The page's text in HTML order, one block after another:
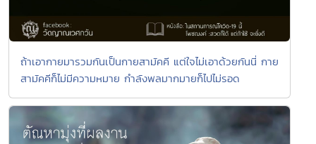
ถ้าเอากายมารวมกันเป็นกายสามัคคี แต่ใจไม่เอาด้วยกันนี่ กาย
สามัคคีก็ไม่มีความหมาย กำลังพลมากมายก็ไปไม่รอด